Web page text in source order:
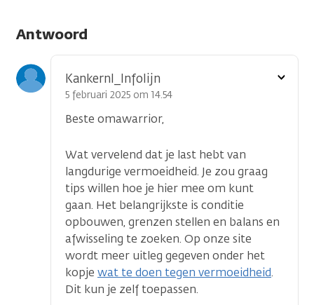
Antwoord
Kankernl_Infolijn
5 februari 2025 om 14.54
Beste omawarrior,
Wat vervelend dat je last hebt van
langdurige vermoeidheid. Je zou graag
tips willen hoe je hier mee om kunt
gaan. Het belangrijkste is conditie
opbouwen, grenzen stellen en balans en
afwisseling te zoeken. Op onze site
wordt meer uitleg gegeven onder het
kopje wat te doen tegen vermoeidheid.
Dit kun je zelf toepassen.
Toon